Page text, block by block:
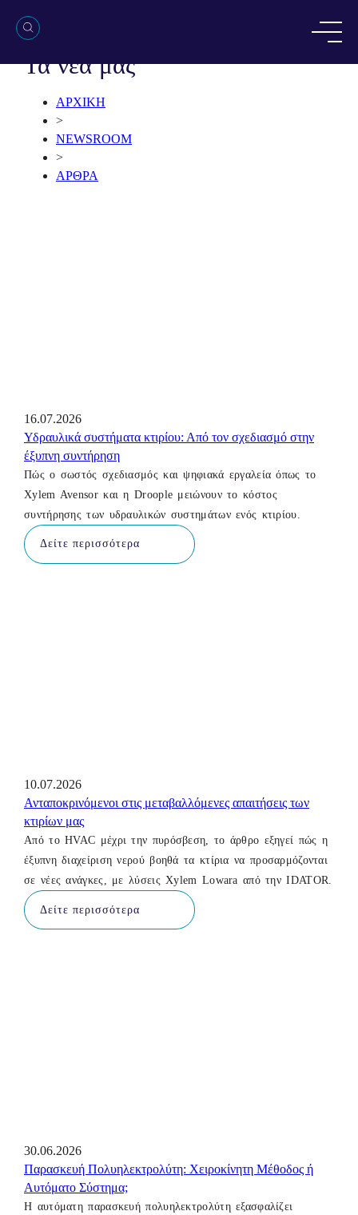
NEWSROOM
Τα νέα μας
ΑΡΧΙΚΗ
>
NEWSROOM
>
ΑΡΘΡΑ
16.07.2026
Υδραυλικά συστήματα κτιρίου: Από τον σχεδιασμό στην
έξυπνη συντήρηση
Πώς ο σωστός σχεδιασμός και ψηφιακά εργαλεία όπως το
Xylem Avensor και η Droople μειώνουν το κόστος
συντήρησης των υδραυλικών συστημάτων ενός κτιρίου.
Δείτε περισσότερα
10.07.2026
Ανταποκρινόμενοι στις μεταβαλλόμενες απαιτήσεις των
κτιρίων μας
Από το HVAC μέχρι την πυρόσβεση, το άρθρο εξηγεί πώς η
έξυπνη διαχείριση νερού βοηθά τα κτίρια να προσαρμόζονται
σε νέες ανάγκες, με λύσεις Xylem Lowara από την IDATOR.
Δείτε περισσότερα
30.06.2026
Παρασκευή Πολυηλεκτρολύτη: Χειροκίνητη Μέθοδος ή
Αυτόματο Σύστημα;
Η αυτόματη παρασκευή πολυηλεκτρολύτη εξασφαλίζει